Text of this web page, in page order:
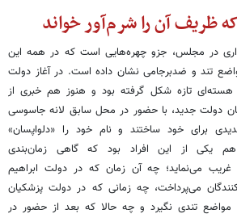
ظریف آن را شرم‌آور خواند
در مجلس، جزو چهره‌هایی است که در همه این
تند و ضدبرجامی نشان داده است. در آغاز دولت
هسته‌ای تازه شکل گرفته بود و هنوز هم خبری از
دولت جدید، با حضور در محل سابق لانه جاسوسی
برای خود ساختند و نام خود را «دلواپسان»
هم یکی از این افراد بود که گاهی زمان‌بندی
می‌نماید؛ چه آن زمان که در دولت ابراهیم
می‌پرداخت، چه زمانی که در دولت پزشکیان
تندی نگیرد و چه حالا که بعد از حضور در